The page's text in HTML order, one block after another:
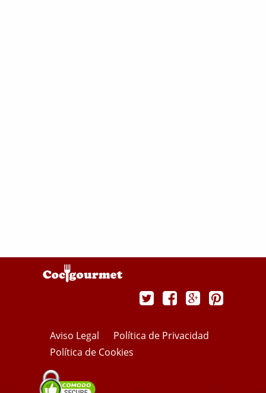
Aviso Legal
Política de Privacidad
Política de Cookies